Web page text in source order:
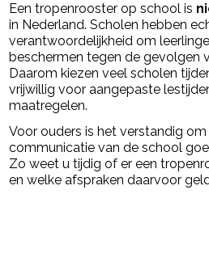
Een tropenrooster op school is
in Nederland. Scholen hebben
verantwoordelijkheid om
beschermen tegen de gevolgen
Daarom kiezen veel scholen
vrijwillig voor aangepaste
maatregelen.
Voor ouders is het verstandig
communicatie van de school
Zo weet u tijdig of er een
en welke afspraken daarvoor